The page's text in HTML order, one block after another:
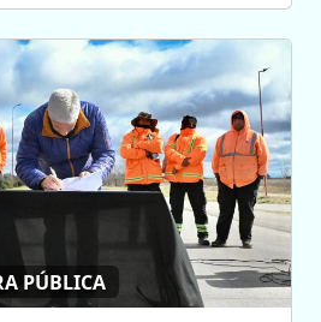
PÚBLICA